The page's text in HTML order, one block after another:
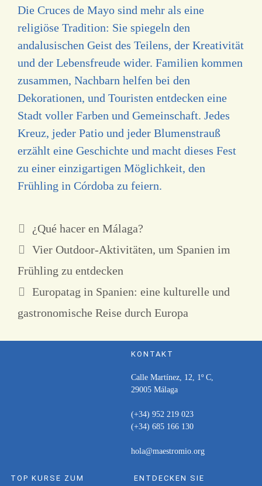
Die Cruces de Mayo sind mehr als eine
religiöse Tradition: Sie spiegeln den
andalusischen Geist des Teilens, der Kreativität
und der Lebensfreude wider. Familien kommen
zusammen, Nachbarn helfen bei den
Dekorationen, und Touristen entdecken eine
Stadt voller Farben und Gemeinschaft. Jedes
Kreuz, jeder Patio und jeder Blumenstrauß
erzählt eine Geschichte und macht dieses Fest
zu einer einzigartigen Möglichkeit, den
Frühling in Córdoba zu feiern.
¿Qué hacer en Málaga?
Vier Outdoor-Aktivitäten, um Spanien im
Frühling zu entdecken
Europatag in Spanien: eine kulturelle und
gastronomische Reise durch Europa
KONTAKT
Calle Martínez, 12, 1º C,
29005 Málaga
(+34) 952 219 023
(+34) 685 166 130
hola@maestromio.org
TOP KURSE ZUM
ENTDECKEN SIE